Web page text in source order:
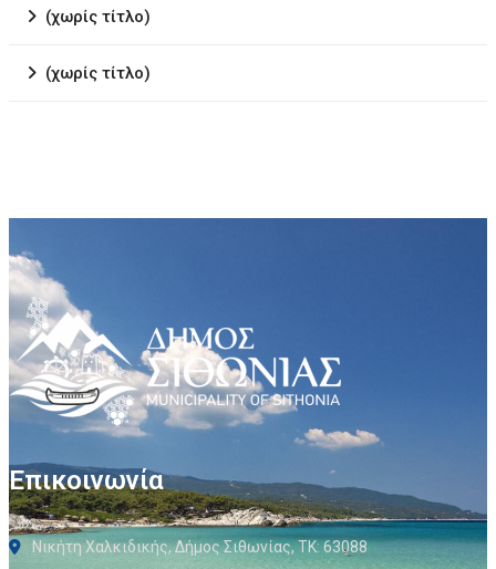
(χωρίς τίτλο)
(χωρίς τίτλο)
Επικοινωνία
Νικήτη Χαλκιδικής, Δήμος Σιθωνίας, ΤΚ: 63088